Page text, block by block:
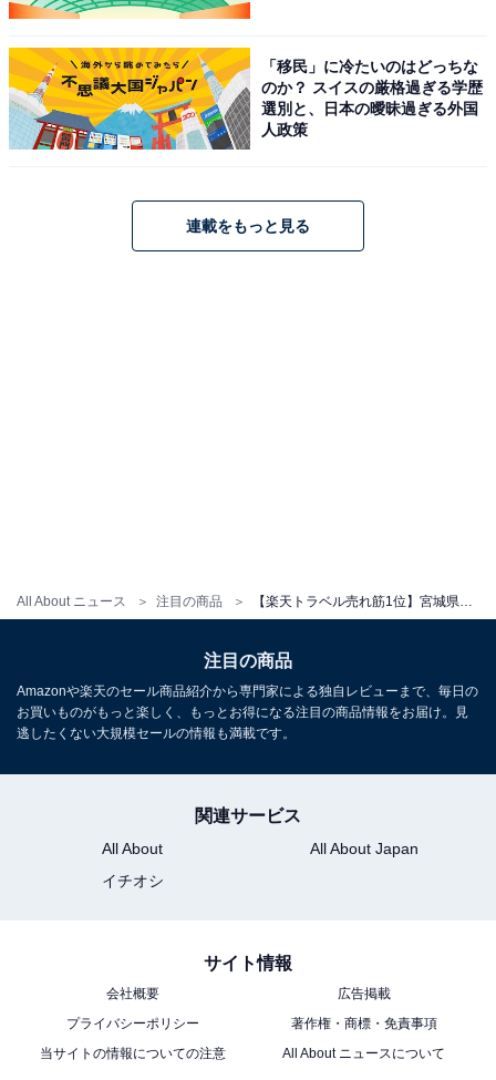
All About ニュース 注目の商品
「移民」に冷たいのはどっちな
のか？ スイスの厳格過ぎる学歴
選別と、日本の曖昧過ぎる外国
人政策
連載をもっと見る
注目の商品
Amazonや楽天のセール商品紹介から専門家による独自レビューまで、毎日の
お買いものがもっと楽しく、もっとお得になる注目の商品情報をお届け。見
逃したくない大規模セールの情報も満載です。
関連サービス
All About
All About Japan
イチオシ
サイト情報
会社概要
広告掲載
プライバシーポリシー
著作権・商標・免責事項
当サイトの情報についての注意
All About ニュースについて